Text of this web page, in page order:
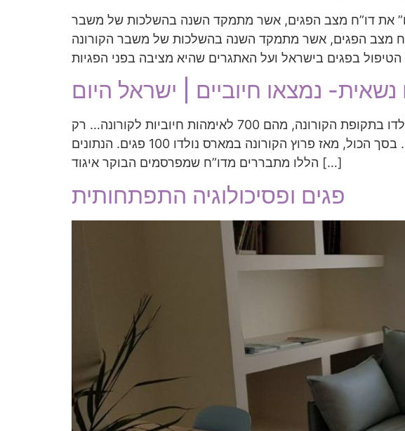
את דו”ח מצב הפגים, אשר מתמקד השנה בהשלכות של משבר
מצב הפגים, אשר מתמקד השנה בהשלכות של משבר הקורונה
דו”ח: עד היום לא דווחה בישראל הידבקות יילודים דרך שליית האם כ 105 אלף תינוקות נולדו בתקופת הקורונה, מהם 700 לאימהות חיוביות לקורונה… רק
24 מהתינוקות שנולדו לאם נשאית נמצאו חיוביים סמוך ללידתם. 11 מתוך ה 24 הם פגים. בסך הכול, מאז פרוץ הקורונה במארס נולדו 100 פגים. הנתונים
הללו מתבררים מדו”ח שמפרסמים הבוקר איגוד […]
פגים ופסיכולוגיה התפתחותית